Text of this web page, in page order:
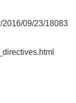
2016/09/23/18083